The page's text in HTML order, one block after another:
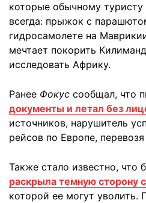
которые обычному
всегда: прыжок с
гидросамолете на
мечтает покорить
исследовать Африку.
Ранее Фокус сообщал, что
документы и летал без
источников, нарушитель
рейсов по Европе,
Также стало известно, что
раскрыла темную сторону
которой ее могут уволить.